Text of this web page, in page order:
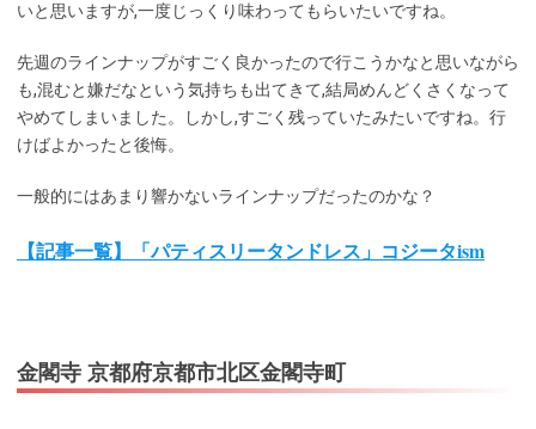
いと思いますが,一度じっくり味わってもらいたいですね。
先週のラインナップがすごく良かったので行こうかなと思いながら
も,混むと嫌だなという気持ちも出てきて,結局めんどくさくなって
やめてしまいました。しかし,すごく残っていたみたいですね。行
けばよかったと後悔。
一般的にはあまり響かないラインナップだったのかな？
【記事一覧】「パティスリータンドレス」コジータism
金閣寺 京都府京都市北区金閣寺町